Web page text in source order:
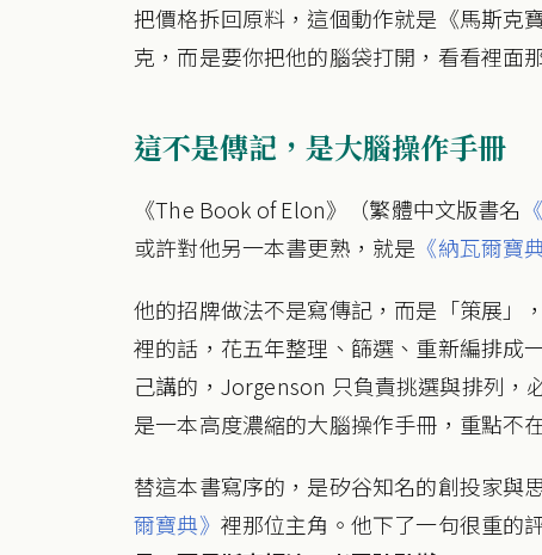
把價格拆回原料，這個動作就是《馬斯克
克，而是要你把他的腦袋打開，看看裡面
這不是傳記，是大腦操作手冊
《The Book of Elon》（繁體中文版書名
或許對他另一本書更熟，就是 《納瓦爾寶
他的招牌做法不是寫傳記，而是「策展」
裡的話，花五年整理、篩選、重新編排成
己講的，Jorgenson 只負責挑選與排列，
是一本高度濃縮的大腦操作手冊，重點不
替這本書寫序的，是矽谷知名的創投家與
爾寶典》 裡那位主角。他下了一句很重的